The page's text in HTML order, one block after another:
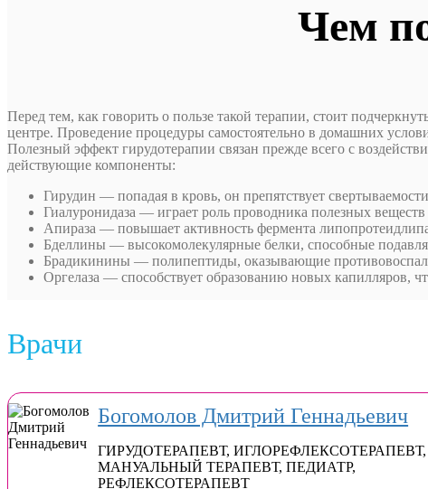
Чем
Перед тем, как говорить о пользе такой терапии, стоит
центре. Проведение процедуры самостоятельно в домашних
Полезный эффект гирудотерапии связан прежде всего с
действующие компоненты:
Гирудин — попадая в кровь, он препятствует
Гиалуронидаза — играет роль проводника полезных
Апираза — повышает активность фермента
Бделлины — высокомолекулярные белки, способные
Брадикинины — полипептиды, оказывающие
Оргелаза — способствует образованию новых капилляров,
Врачи
Богомолов Дмитрий Геннадьевич
ГИРУДОТЕРАПЕВТ,ИГЛОРЕФЛЕКСОТЕРАПЕВТ,
МАНУАЛЬНЫЙ ТЕРАПЕВТ,ПЕДИАТР,
РЕФЛЕКСОТЕРАПЕВТ